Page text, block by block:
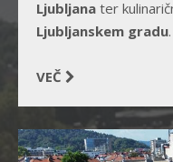
Ljubljana ter
Ljubljanskem gradu.
VEČ